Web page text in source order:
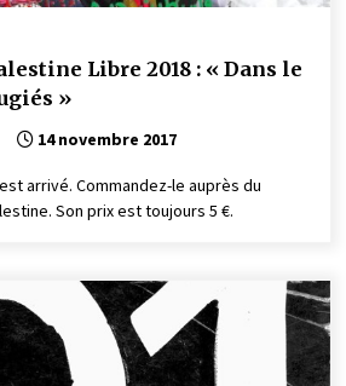
Libre 2018 : « Dans le
»
14 novembre 2017
arrivé. Commandez-le auprès du
Son prix est toujours 5 €.